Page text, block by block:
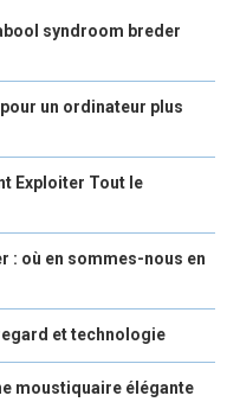
syndroom breder
un ordinateur plus
Exploiter Tout le
: où en sommes-nous en
et technologie
moustiquaire élégante